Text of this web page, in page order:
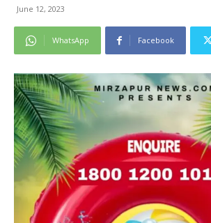
June 12, 2023
WhatsApp Facebook